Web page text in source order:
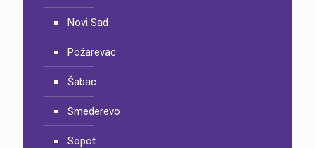
Novi Sad
Požarevac
Šabac
Smederevo
Sopot